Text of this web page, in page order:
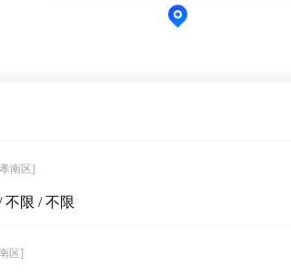
赖的合作伙伴。
南区]
不限 / 不限
区]